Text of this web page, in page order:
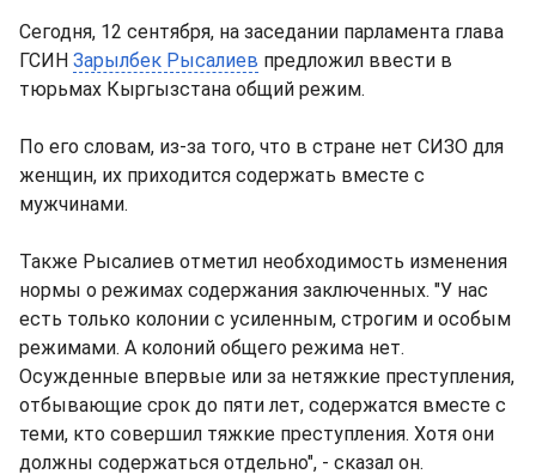
Сегодня, 12 сентября, на заседании парламента глава
ГСИН Зарылбек Рысалиев предложил ввести в
тюрьмах Кыргызстана общий режим.
По его словам, из-за того, что в стране нет СИЗО для
женщин, их приходится содержать вместе с
мужчинами.
Также Рысалиев отметил необходимость изменения
нормы о режимах содержания заключенных. "У нас
есть только колонии с усиленным, строгим и особым
режимами. А колоний общего режима нет.
Осужденные впервые или за нетяжкие преступления,
отбывающие срок до пяти лет, содержатся вместе с
теми, кто совершил тяжкие преступления. Хотя они
должны содержаться отдельно", - сказал он.